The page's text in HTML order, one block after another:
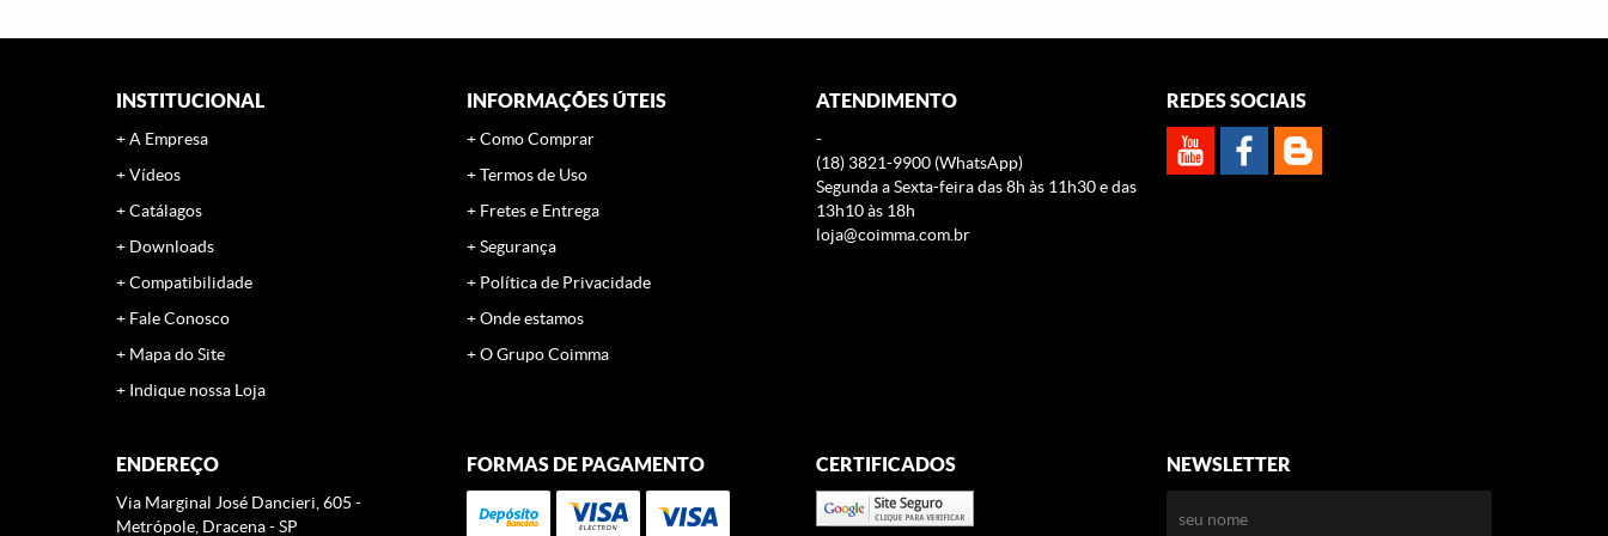
INSTITUCIONAL
A Empresa
Vídeos
Catálagos
Downloads
Compatibilidade
Fale Conosco
Mapa do Site
Indique nossa Loja
INFORMAÇÕES ÚTEIS
Como Comprar
Termos de Uso
Fretes e Entrega
Segurança
Política de Privacidade
Onde estamos
O Grupo Coimma
ATENDIMENTO
-
(18) 3821-9900 (WhatsApp)
Segunda a Sexta-feira das 8h às 11h30 e das
13h10 às 18h
loja@coimma.com.br
REDES SOCIAIS
ENDEREÇO
Via Marginal José Dancieri, 605 -
Metrópole, Dracena-SP
FORMAS DE PAGAMENTO CERTIFICADOS NEWSLETTER